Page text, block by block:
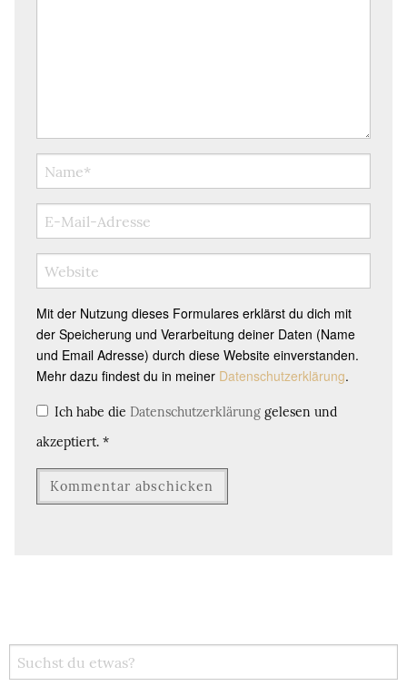
Mit der Nutzung dieses Formulares erklärst du dich mit
der Speicherung und Verarbeitung deiner Daten (Name
und Email Adresse) durch diese Website einverstanden.
Mehr dazu findest du in meiner Datenschutzerklärung.
Ich habe die Datenschutzerklärung gelesen und
akzeptiert. *